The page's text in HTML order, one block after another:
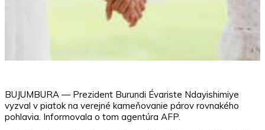
BUJUMBURA — Prezident Burundi Évariste Ndayishimiye
vyzval v piatok na verejné kameňovanie párov rovnakého
pohlavia. Informovala o tom agentúra AFP.